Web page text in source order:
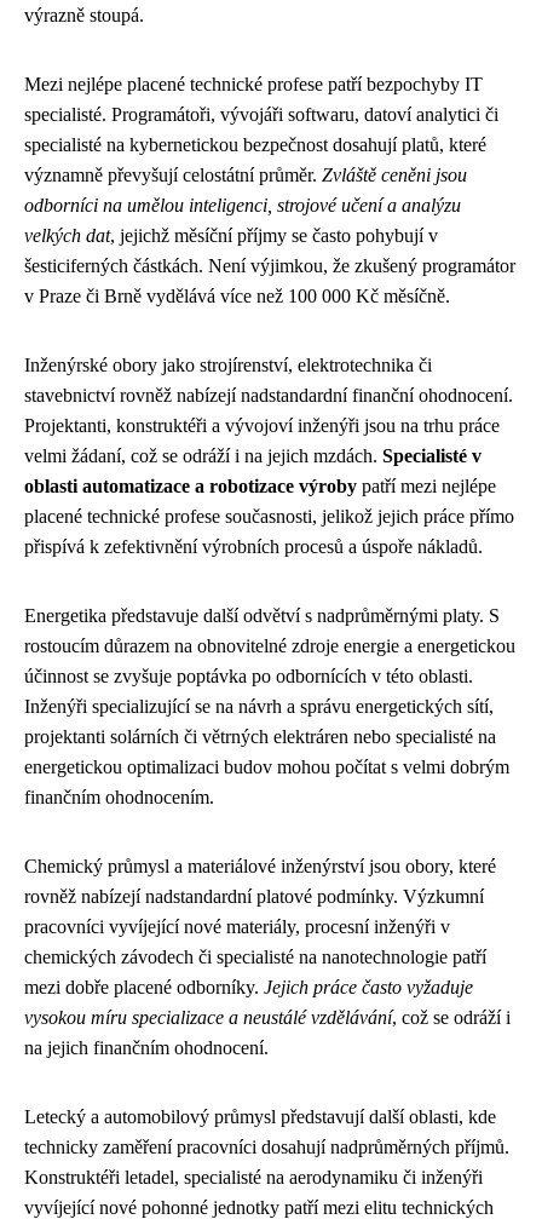
výrazně stoupá.
Mezi nejlépe placené technické profese patří bezpochyby IT
specialisté. Programátoři, vývojáři softwaru, datoví analytici či
specialisté na kybernetickou bezpečnost dosahují platů, které
významně převyšují celostátní průměr. Zvláště ceněni jsou
odborníci na umělou inteligenci, strojové učení a analýzu
velkých dat, jejichž měsíční příjmy se často pohybují v
šesticiferných částkách. Není výjimkou, že zkušený programátor
v Praze či Brně vydělává více než 100 000 Kč měsíčně.
Inženýrské obory jako strojírenství, elektrotechnika či
stavebnictví rovněž nabízejí nadstandardní finanční ohodnocení.
Projektanti, konstruktéři a vývojoví inženýři jsou na trhu práce
velmi žádaní, což se odráží i na jejich mzdách. Specialisté v
oblasti automatizace a robotizace výroby patří mezi nejlépe
placené technické profese současnosti, jelikož jejich práce přímo
přispívá k zefektivnění výrobních procesů a úspoře nákladů.
Energetika představuje další odvětví s nadprůměrnými platy. S
rostoucím důrazem na obnovitelné zdroje energie a energetickou
účinnost se zvyšuje poptávka po odbornících v této oblasti.
Inženýři specializující se na návrh a správu energetických sítí,
projektanti solárních či větrných elektráren nebo specialisté na
energetickou optimalizaci budov mohou počítat s velmi dobrým
finančním ohodnocením.
Chemický průmysl a materiálové inženýrství jsou obory, které
rovněž nabízejí nadstandardní platové podmínky. Výzkumní
pracovníci vyvíjející nové materiály, procesní inženýři v
chemických závodech či specialisté na nanotechnologie patří
mezi dobře placené odborníky. Jejich práce často vyžaduje
vysokou míru specializace a neustálé vzdělávání, což se odráží i
na jejich finančním ohodnocení.
Letecký a automobilový průmysl představují další oblasti, kde
technicky zaměření pracovníci dosahují nadprůměrných příjmů.
Konstruktéři letadel, specialisté na aerodynamiku či inženýři
vyvíjející nové pohonné jednotky patří mezi elitu technických